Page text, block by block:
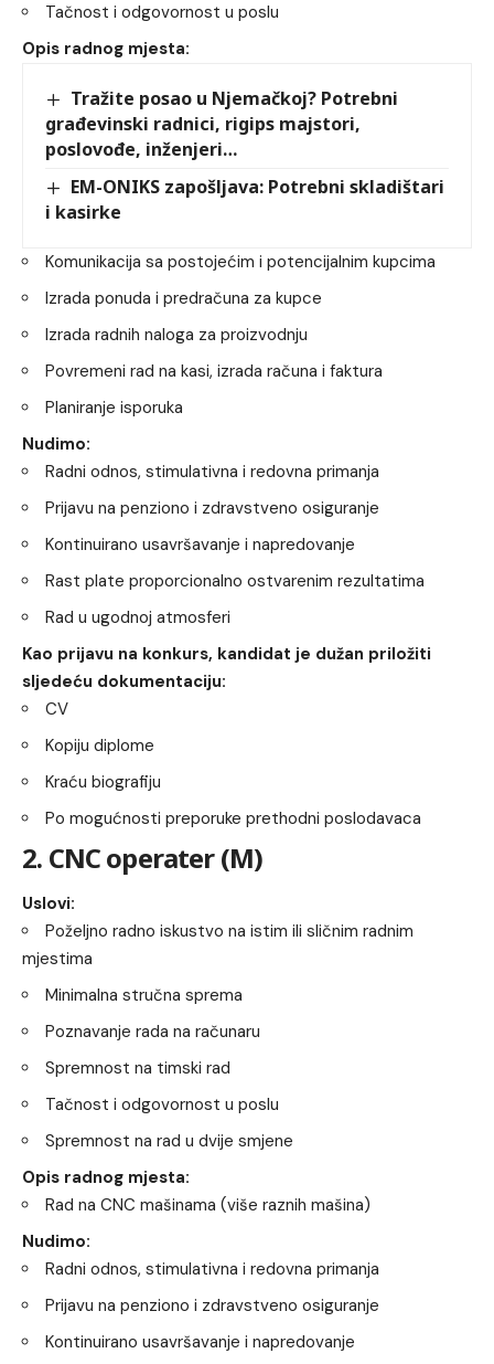
Tačnost i odgovornost u poslu
Opis radnog mjesta:
Tražite posao u Njemačkoj? Potrebni
građevinski radnici, rigips majstori,
poslovođe, inženjeri…
EM-ONIKS zapošljava: Potrebni skladištari
i kasirke
Komunikacija sa postojećim i potencijalnim kupcima
Izrada ponuda i predračuna za kupce
Izrada radnih naloga za proizvodnju
Povremeni rad na kasi, izrada računa i faktura
Planiranje isporuka
Nudimo:
Radni odnos, stimulativna i redovna primanja
Prijavu na penziono i zdravstveno osiguranje
Kontinuirano usavršavanje i napredovanje
Rast plate proporcionalno ostvarenim rezultatima
Rad u ugodnoj atmosferi
Kao prijavu na konkurs, kandidat je dužan priložiti
sljedeću dokumentaciju:
CV
Kopiju diplome
Kraću biografiju
Po mogućnosti preporuke prethodni poslodavaca
2. CNC operater (M)
Uslovi:
Poželjno radno iskustvo na istim ili sličnim radnim
mjestima
Minimalna stručna sprema
Poznavanje rada na računaru
Spremnost na timski rad
Tačnost i odgovornost u poslu
Spremnost na rad u dvije smjene
Opis radnog mjesta:
Rad na CNC mašinama (više raznih mašina)
Nudimo:
Radni odnos, stimulativna i redovna primanja
Prijavu na penziono i zdravstveno osiguranje
Kontinuirano usavršavanje i napredovanje